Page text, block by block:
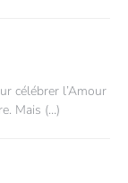
célébrer l’Amour
Mais (…)